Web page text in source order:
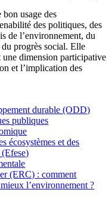
usage des
des politiques, des
de l’environnement, du
progrès social. Elle
une dimension participative
et l’implication des
durable (ODD)
publiques
écosystèmes et des
(Efese)
(ERC) : comment
l’environnement ?